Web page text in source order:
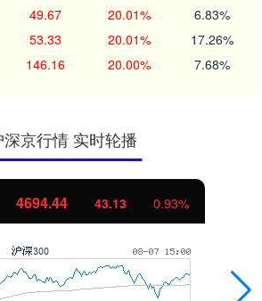
49.67 20.01% 6.83%
53.33 20.01% 17.26%
146.16 20.00% 7.68%
深京行情 实时轮播
4694.44 43.13 0.93%